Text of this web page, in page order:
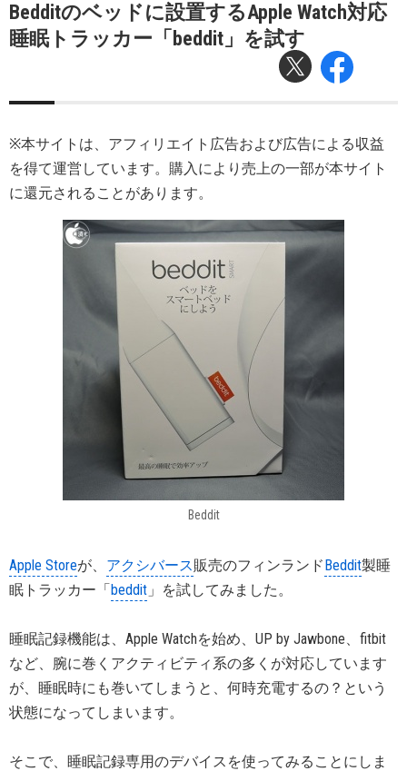
Bedditのベッドに設置するApple Watch対応
睡眠トラッカー「beddit」を試す
※本サイトは、アフィリエイト広告および広告による収益
を得て運営しています。購入により売上の一部が本サイト
に還元されることがあります。
Beddit
Apple Storeが、 アクシバース販売のフィンランドBeddit製睡
眠トラッカー「beddit 」を試してみました。
睡眠記録機能は、Apple Watchを始め、UP by Jawbone、fitbit
など、腕に巻くアクティビティ系の多くが対応しています
が、睡眠時にも巻いてしまうと、何時充電するの？という
状態になってしまいます。
そこで、睡眠記録専用のデバイスを使ってみることにしま